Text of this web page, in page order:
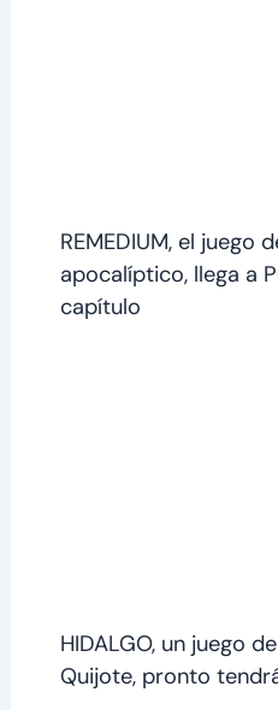
REMEDIUM, el juego
apocalíptico, llega a
capítulo
HIDALGO, un juego
Quijote, pronto